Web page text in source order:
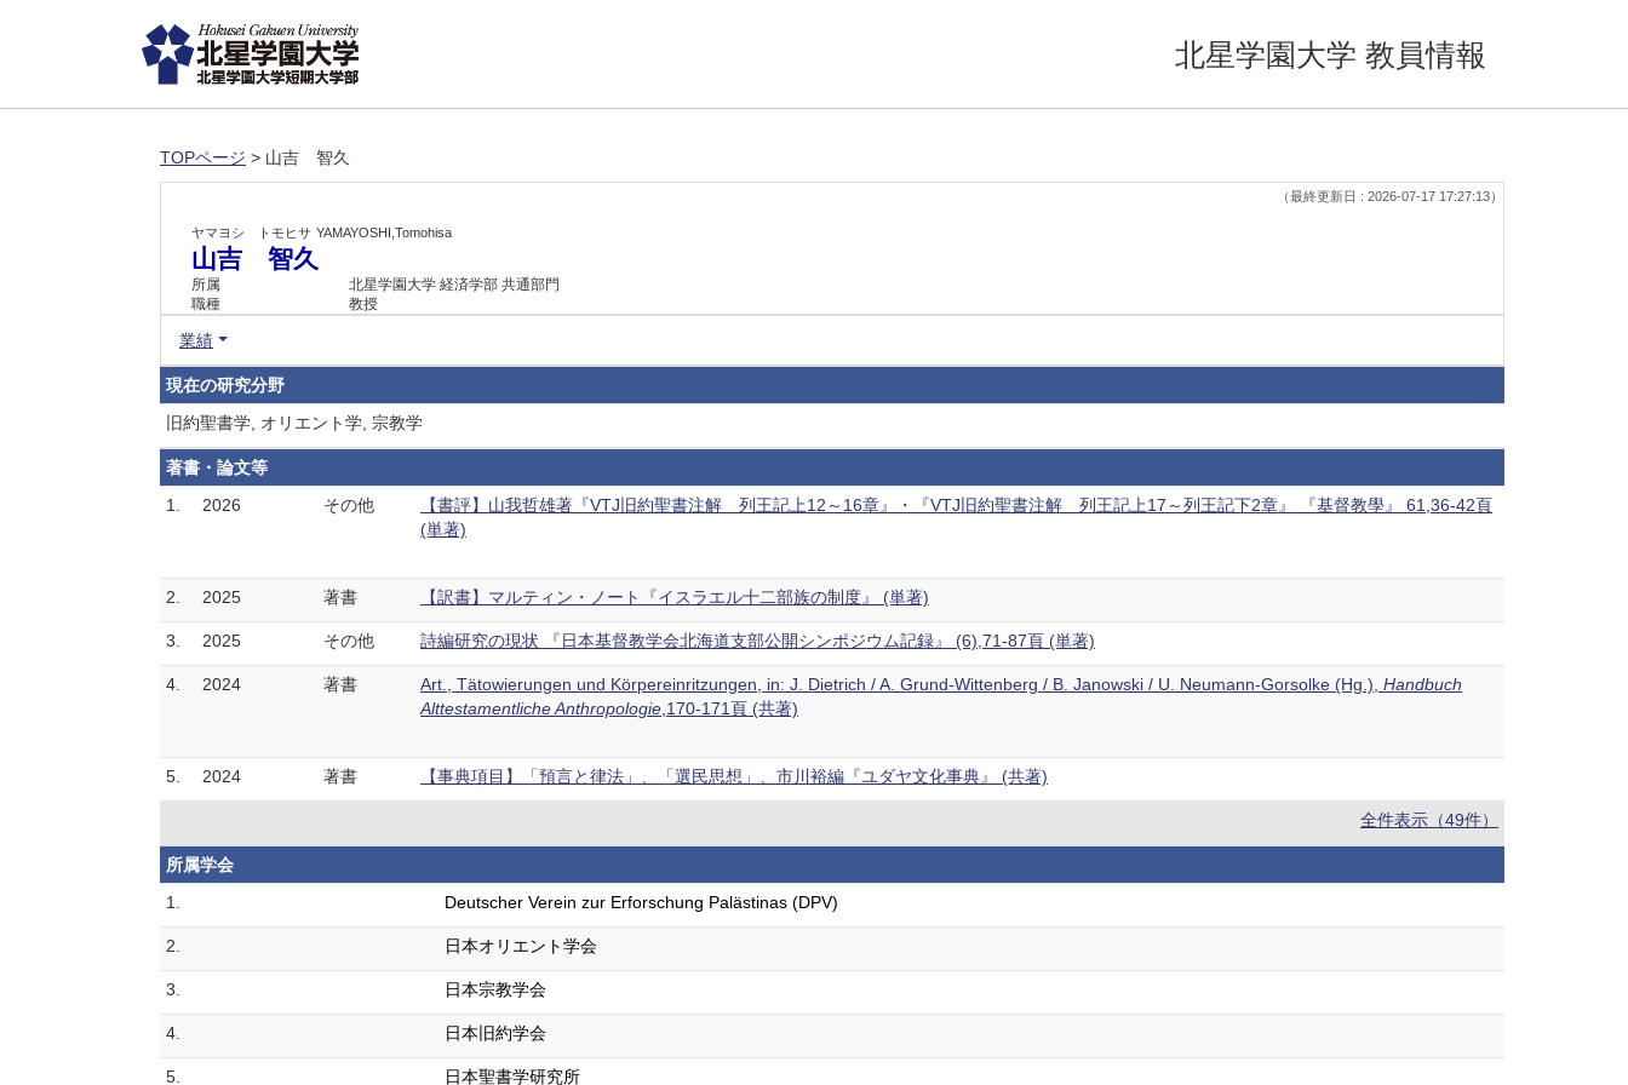
北星学園大学 教員情報
TOPページ > 山吉 智久
（最終更新日 : 2026-07-17 17:27:13）
ヤマヨシ トモヒサ YAMAYOSHI,Tomohisa
山吉 智久
所属
北星学園大学 経済学部 共通部門
職種
教授
業績
現在の研究分野
旧約聖書学, オリエント学, 宗教学
著書・論文等
1.
2026 その他
【書評】山我哲雄著『VTJ旧約聖書注解 列王記上12～16章』・『VTJ旧約聖書注解 列王記上17～列王記下2章』 『基督教學』 61,36-42頁
(単著)
2. 2025 著書 【訳書】マルティン・ノート『イスラエル十二部族の制度』 (単著)
3. 2025 その他 詩編研究の現状 『日本基督教学会北海道支部公開シンポジウム記録』 (6),71-87頁 (単著)
4. 2024 著書 Art., Tätowierungen und Körpereinritzungen, in: J. Dietrich / A. Grund-Wittenberg / B. Janowski / U. Neumann-Gorsolke (Hg.), Handbuch
Alttestamentliche Anthropologie ,170-171頁 (共著)
5. 2024 著書 【事典項目】「預言と律法」、「選民思想」、市川裕編『ユダヤ文化事典』 (共著)
全件表示（49件）
所属学会
1.
Deutscher Verein zur Erforschung Palästinas (DPV)
2. 日本オリエント学会
3. 日本宗教学会
4. 日本旧約学会
5. 日本聖書学研究所